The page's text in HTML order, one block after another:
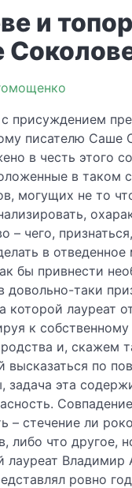
и
с присуждением
писателю Саше
в честь этого
в таком
могущих не то
– чего,
в
бы привнести
довольно-таки
которой лауреат
к собственному
и, скажем
высказаться по
задача эта
– стечение ли
либо что другое,
лауреат Владимир
ровно